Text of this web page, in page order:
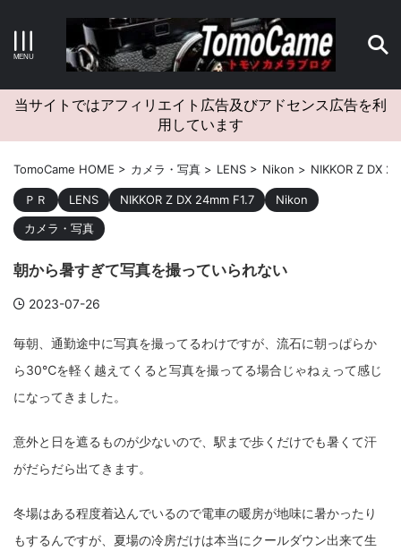
キーワードで検索する
カテゴリー
アーカイブ
タグクラウド
Canon craft EM5II EOS Kiss X4 EOS R10
iPhone K-1 Leica LENS LUMIX G100
当サイトではアフィリエイト広告及びアドセンス広告を利
用しています
TomoCame HOME > カメラ・写真 > LENS > Nikon > NIKKOR Z DX
ＰＲ LENS NIKKOR Z DX 24mm F1.7
Nikon
カメラ・写真
朝から暑すぎて写真を撮っていられない
2023-07-26
毎朝、通勤途中に写真を撮ってるわけですが、流石に朝っぱらか
ら30℃を軽く越えてくると写真を撮ってる場合じゃねぇって感じ
になってきました。
意外と日を遮るものが少ないので、駅まで歩くだけでも暑くて汗
がだらだら出てきます。
冬場はある程度着込んでいるので電車の暖房が地味に暑かったり
もするんですが、夏場の冷房だけは本当にクールダウン出来て生